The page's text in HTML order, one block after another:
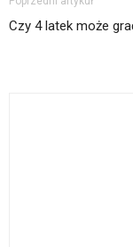
Czy 4 latek może